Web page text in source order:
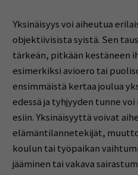
Yksinäisyys voi aiheutua
objektiivisista syistä. Sen
tärkeän, pitkään kestäneen
esimerkiksi avioero tai
ensimmäistä kertaa joulua
edessä ja tyhjyyden tunne
esiin. Yksinäisyyttä voivat
elämäntilannetekijät,
koulun tai työpaikan
jääminen tai vakava